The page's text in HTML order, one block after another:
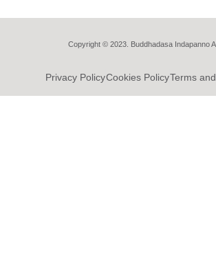
Copyright © 2023. Buddhadasa Indapanno
Privacy PolicyCookies PolicyTerms